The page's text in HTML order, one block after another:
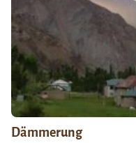
Dämmerung